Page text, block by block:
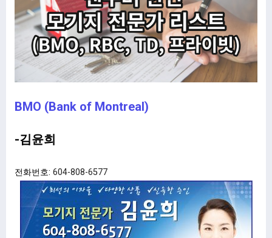
BMO (Bank of Montreal)
-김윤희
전화번호: 604-808-6577